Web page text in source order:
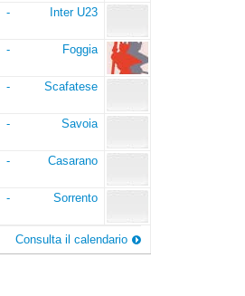
-
Inter U23
-
Foggia
-
Scafatese
-
Savoia
-
Casarano
-
Sorrento
Consulta il calendario